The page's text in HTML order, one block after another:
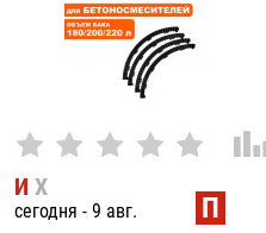
И Х
сегодня - 9 авг. П